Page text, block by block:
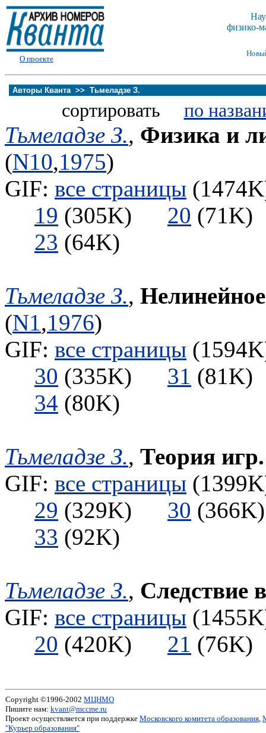
О проекте
физико-
Авторы Кванта >> Тьмеладзе З.
сортировать по
Тьмеладзе З., Физика и
(N10,1975)
GIF: все страницы
19 (305K) 20
23 (64K)
Тьмеладзе З.,
(N1,1976)
GIF: все страницы
30 (335K) 31
34 (80K)
Тьмеладзе З., Теория игр.
GIF: все страницы
29 (329K) 30
33 (92K)
Тьмеладзе З., Следствие
GIF: все страницы
20 (420K) 21
Copyright ©1996-2002 МЦНМО
Пишите нам: kvant@mccme.ru
Проект осуществляется при поддержке Московского комитета образования,
"Курьер образования"